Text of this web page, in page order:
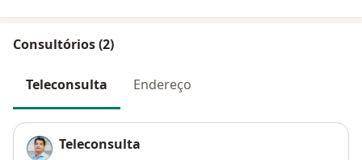
Consultórios (2)
Teleconsulta Endereço
Teleconsulta